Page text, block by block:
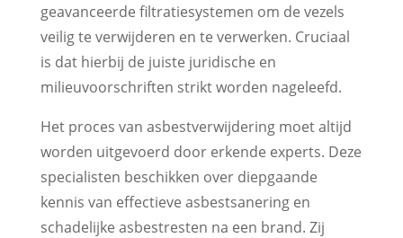
geavanceerde filtratiesystemen om de vezels
veilig te verwijderen en te verwerken. Cruciaal
is dat hierbij de juiste juridische en
milieuvoorschriften strikt worden nageleefd.
Het proces van asbestverwijdering moet altijd
worden uitgevoerd door erkende experts. Deze
specialisten beschikken over diepgaande
kennis van effectieve asbestsanering en
schadelijke asbestresten na een brand. Zij